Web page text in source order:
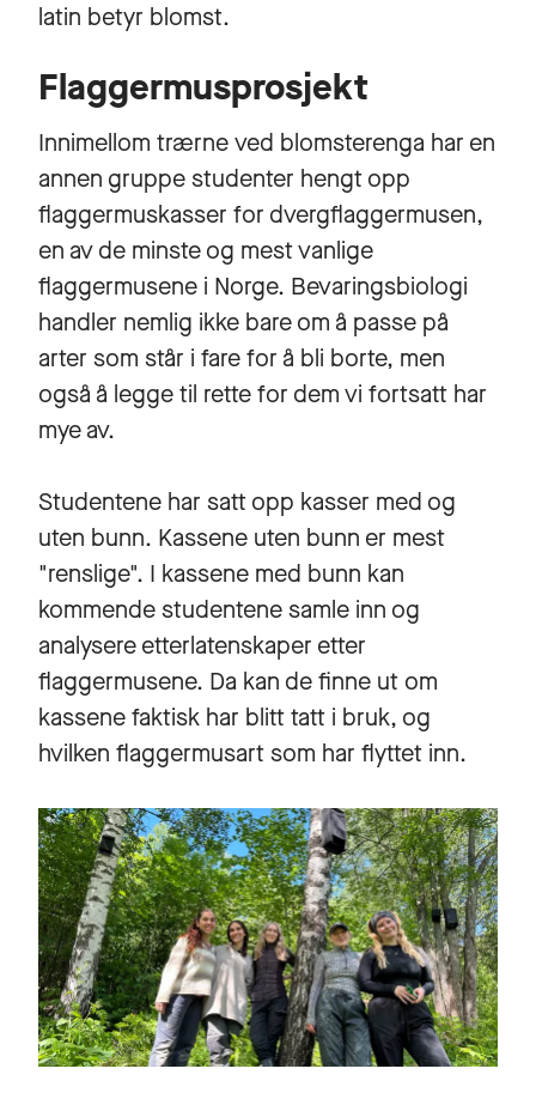
latin betyr blomst.
Flaggermusprosjekt
Innimellom trærne ved blomsterenga har en
annen gruppe studenter hengt opp
flaggermuskasser for dvergflaggermusen,
en av de minste og mest vanlige
flaggermusene i Norge. Bevaringsbiologi
handler nemlig ikke bare om å passe på
arter som står i fare for å bli borte, men
også å legge til rette for dem vi fortsatt har
mye av.
Studentene har satt opp kasser med og
uten bunn. Kassene uten bunn er mest
"renslige". I kassene med bunn kan
kommende studentene samle inn og
analysere etterlatenskaper etter
flaggermusene. Da kan de finne ut om
kassene faktisk har blitt tatt i bruk, og
hvilken flaggermusart som har flyttet inn.